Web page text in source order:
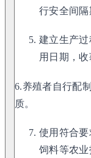
行安全间隔
建立生产
用日期，
6.养殖者自行配
质。
使用符合
饲料等农业